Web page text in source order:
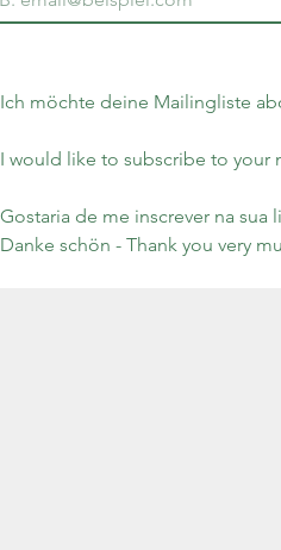
Ich möchte deine Mailingliste
I would like to subscribe to your
Danke schön - Thank you very